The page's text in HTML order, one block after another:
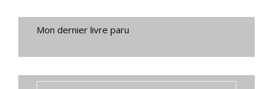
Mon dernier livre paru